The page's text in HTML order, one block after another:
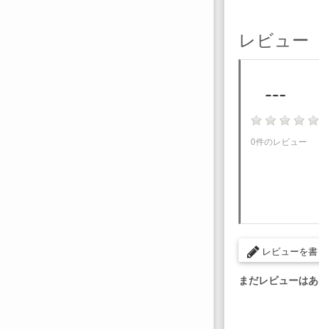
レビュー
---
0件のレビュー
レビューを
まだレビューは